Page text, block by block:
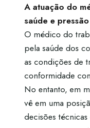
A atuação do
saúde e
O médico do
pela saúde dos
as condições de
conformidade
No entanto, em
vê em uma
decisões